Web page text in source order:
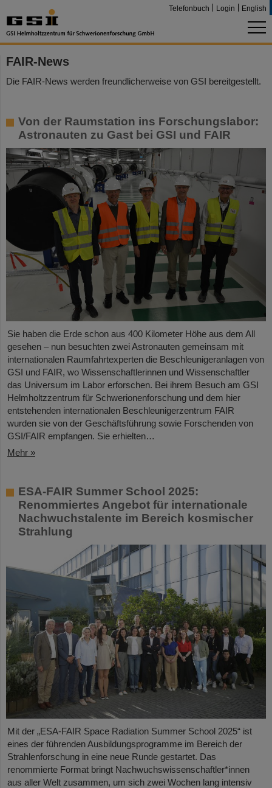
Telefonbuch Login English
FAIR-News
Die FAIR-News werden freundlicherweise von GSI bereitgestellt.
Von der Raumstation ins Forschungslabor:
Astronauten zu Gast bei GSI und FAIR
Sie haben die Erde schon aus 400 Kilometer Höhe aus dem All
gesehen – nun besuchten zwei Astronauten gemeinsam mit
internationalen Raumfahrtexperten die Beschleunigeranlagen von
GSI und FAIR, wo Wissenschaftlerinnen und Wissenschaftler
das Universum im Labor erforschen. Bei ihrem Besuch am GSI
Helmholtzzentrum für Schwerionenforschung und dem hier
entstehenden internationalen Beschleunigerzentrum FAIR
wurden sie von der Geschäftsführung sowie Forschenden von
GSI/FAIR empfangen. Sie erhielten…
Mehr »
ESA-FAIR Summer School 2025:
Renommiertes Angebot für internationale
Nachwuchstalente im Bereich kosmischer
Strahlung
Mit der „ESA-FAIR Space Radiation Summer School 2025“ ist
eines der führenden Ausbildungsprogramme im Bereich der
Strahlenforschung in eine neue Runde gestartet. Das
renommierte Format bringt Nachwuchswissenschaftler*innen
aus aller Welt zusammen, um sich zwei Wochen lang intensiv